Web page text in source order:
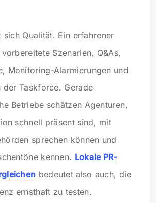
sich Qualität. Ein erfahrener
Szenarien, Q&As,
Monitoring-Alarmierungen und
der Taskforce. Gerade
Betriebe schätzen Agenturen,
schnell präsent sind, mit
sprechen können und
kennen. Lokale PR-
bedeutet also auch, die
ernsthaft zu testen.